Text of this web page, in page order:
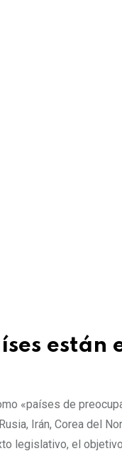
están
«países de
Irán, Corea del
legislativo, el